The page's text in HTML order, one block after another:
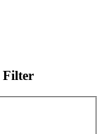
Filter